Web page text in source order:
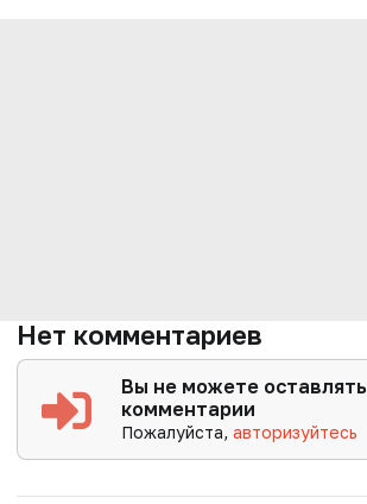
Нет комментариев
Вы не можете оставлять
комментарии
Пожалуйста,авторизуйтесь